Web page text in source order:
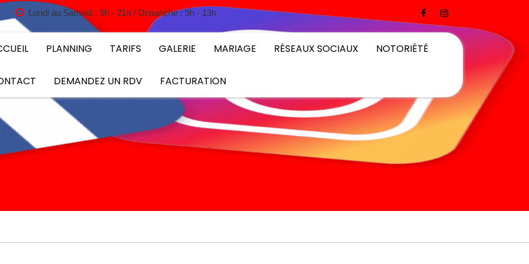
Lundi au Samedi : 9h - 21h / Dimanche : 9h - 13h
PLANNING TARIFS GALERIE MARIAGE RÉSEAUX SOCIAUX NOTORIÉTÉ
DEMANDEZ UN RDV FACTURATION